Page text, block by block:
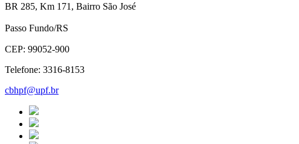
BR 285, Km 171, Bairro São José
Passo Fundo/RS
CEP: 99052-900
Telefone: 3316-8153
cbhpf@upf.br